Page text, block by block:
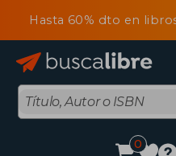
Hasta 60% dto en
0